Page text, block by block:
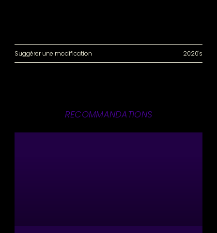
Suggérer une modification 2020's
RECOMMANDATIONS